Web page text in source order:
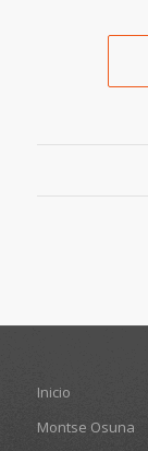
Inicio
Montse Osuna